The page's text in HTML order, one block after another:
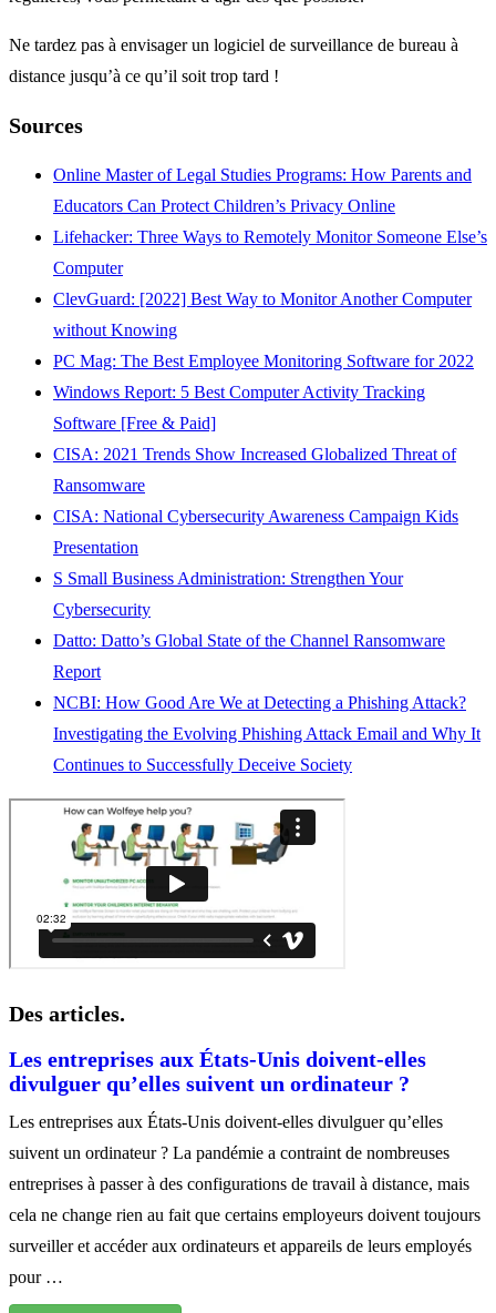
Ne tardez pas à envisager un logiciel de surveillance de bureau à
distance jusqu’à ce qu’il soit trop tard !
Sources
Online Master of Legal Studies Programs: How Parents and
Educators Can Protect Children’s Privacy Online
Lifehacker: Three Ways to Remotely Monitor Someone Else’s
Computer
ClevGuard: [2022] Best Way to Monitor Another Computer
without Knowing
PC Mag: The Best Employee Monitoring Software for 2022
Windows Report: 5 Best Computer Activity Tracking
Software [Free & Paid]
CISA: 2021 Trends Show Increased Globalized Threat of
Ransomware
CISA: National Cybersecurity Awareness Campaign Kids
Presentation
S Small Business Administration: Strengthen Your
Cybersecurity
Datto: Datto’s Global State of the Channel Ransomware
Report
NCBI: How Good Are We at Detecting a Phishing Attack?
Investigating the Evolving Phishing Attack Email and Why It
Continues to Successfully Deceive Society
Des articles.
Les entreprises aux États-Unis doivent-elles
divulguer qu’elles suivent un ordinateur ?
Les entreprises aux États-Unis doivent-elles divulguer qu’elles
suivent un ordinateur ? La pandémie a contraint de nombreuses
entreprises à passer à des configurations de travail à distance, mais
cela ne change rien au fait que certains employeurs doivent toujours
surveiller et accéder aux ordinateurs et appareils de leurs employés
pour …